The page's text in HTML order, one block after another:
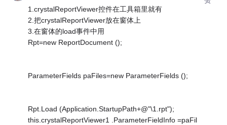
1.crystalReportViewer控件在工具箱里就有
2.把crystalReportViewer放在窗体上
3.在窗体的load事件中用
Rpt=new ReportDocument ();
ParameterFields paFiles=new ParameterFields ();
Rpt.Load (Application.StartupPath+@"\1.rpt");
this.crystalReportViewer1 .ParameterFieldInfo =paFil